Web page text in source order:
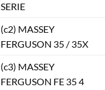
SERIE
(c2) MASSEY
FERGUSON 35 / 35X
(c3) MASSEY
FERGUSON FE 35 4